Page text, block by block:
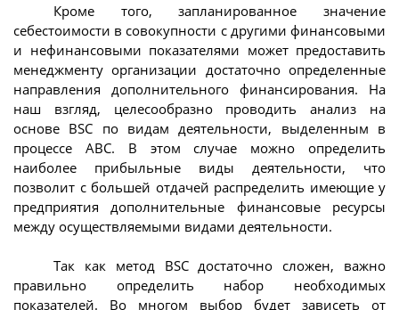
Кроме того, запланированное значение
себестоимости в совокупности с другими финансовыми
и нефинансовыми показателями может предоставить
менеджменту организации достаточно определенные
направления дополнительного финансирования. На
наш взгляд, целесообразно проводить анализ на
основе BSC по видам деятельности, выделенным в
процессе ABC. В этом случае можно определить
наиболее прибыльные виды деятельности, что
позволит с большей отдачей распределить имеющие у
предприятия дополнительные финансовые ресурсы
между осуществляемыми видами деятельности.
Так как метод BSC достаточно сложен, важно
правильно определить набор необходимых
показателей. Во многом выбор будет зависеть от